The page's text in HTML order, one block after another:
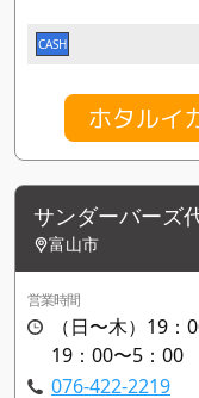
CASH
ホタルイ
サンダーバーズ
富山市
営業時間
（日〜木）19：
19：00〜5：00
076-422-2219